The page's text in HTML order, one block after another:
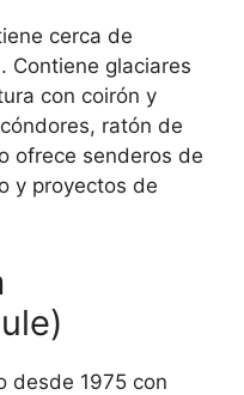
cerca de
Contiene glaciares
con coirón y
ratón de
ofrece senderos de
y proyectos de
desde 1975 con